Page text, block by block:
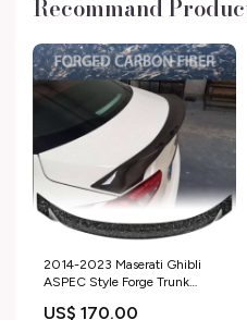
Recommand
2014-2023 Maserati Ghibli
ASPEC Style Forge Trunk
US$ 170.00